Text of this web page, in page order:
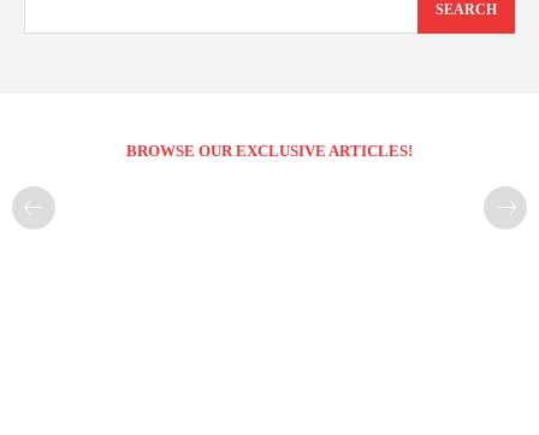
SEARCH
BROWSE OUR EXCLUSIVE ARTICLES!